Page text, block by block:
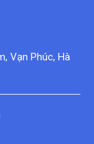
Vạn Phúc, Hà